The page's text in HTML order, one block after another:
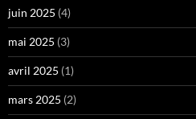
juin 2025 (4)
mai 2025 (3)
avril 2025 (1)
mars 2025 (2)